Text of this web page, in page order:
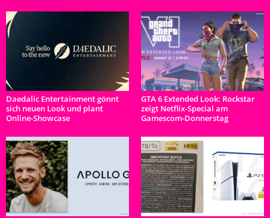
Daedalic Entertainment gönnt
sich neuen Look und plant
Online-Showcase
GTA 6 Extended Look: Rockstar
zeigt Netflix-Special am
Gamescom-Donnerstag